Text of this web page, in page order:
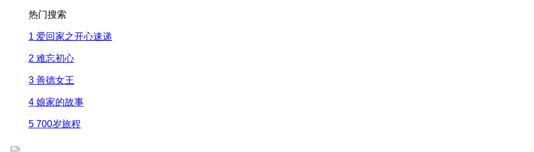
热门搜索
1 爱回家之开心速递
2 难忘初心
3 善德女王
4 娘家的故事
5 700岁旅程